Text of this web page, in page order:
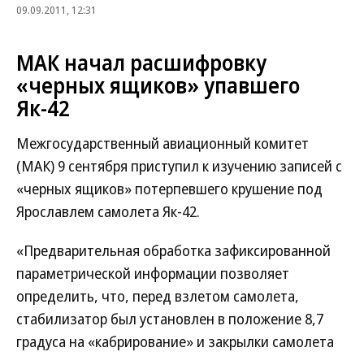
09.09.2011, 12:31
МАК начал расшифровку
«черных ящиков» упавшего
Як-42
Межгосударственный авиационный комитет
(МАК) 9 сентября приступил к изучению записей с
«черных ящиков» потерпевшего крушение под
Ярославлем самолета Як-42.
«Предварительная обработка зафиксированной
параметрической информации позволяет
определить, что, перед взлетом самолета,
стабилизатор был установлен в положение 8,7
градуса на «кабрирование» и закрылки самолета